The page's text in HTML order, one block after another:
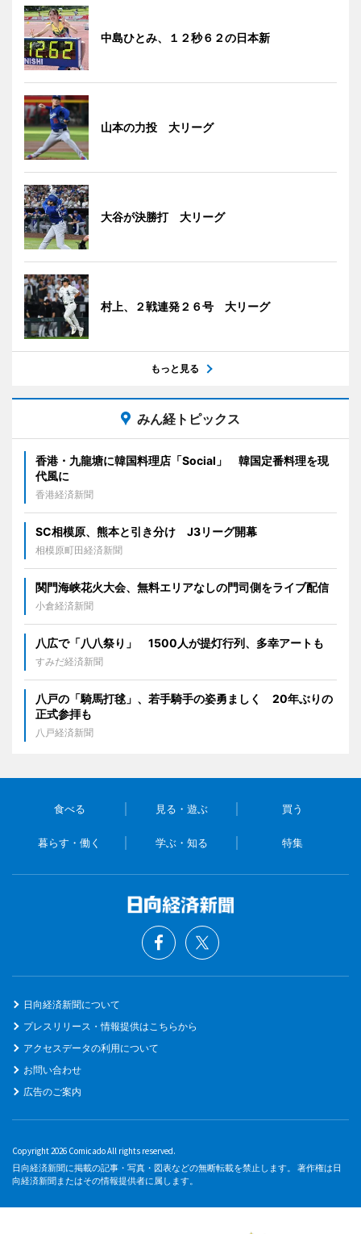
中島ひとみ、１２秒６２の日本新
山本の力投 大リーグ
大谷が決勝打 大リーグ
村上、２戦連発２６号 大リーグ
もっと見る
みん経トピックス
香港・九龍塘に韓国料理店「Social」 韓国定番料理を現
代風に
香港経済新聞
SC相模原、熊本と引き分け J3リーグ開幕
相模原町田経済新聞
関門海峡花火大会、無料エリアなしの門司側をライブ配信
小倉経済新聞
八広で「八八祭り」 1500人が提灯行列、多幸アートも
すみだ経済新聞
八戸の「騎馬打毬」、若手騎手の姿勇ましく 20年ぶりの
正式参拝も
八戸経済新聞
食べる 見る・遊ぶ 買う
暮らす・働く 学ぶ・知る 特集
日向経済新聞について
プレスリリース・情報提供はこちらから
アクセスデータの利用について
お問い合わせ
広告のご案内
Copyright 2026 Comicado All rights reserved.
日向経済新聞に掲載の記事・写真・図表などの無断転載を禁止します。 著作権は日
向経済新聞またはその情報提供者に属します。